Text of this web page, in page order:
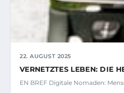
22. AUGUST 2025
VERNETZTES LEBEN: DIE
EN BREF Digitale Nomaden: